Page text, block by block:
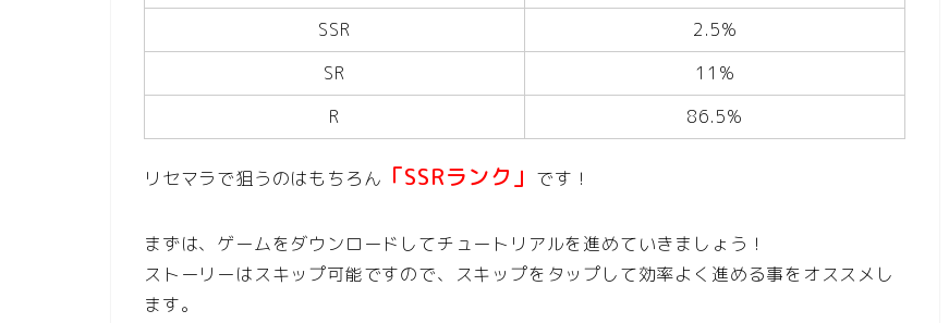
SSR
2.5%
SR
11%
R
86.5%
リセマラで狙うのはもちろん 「SSRランク」 です！
まずは、ゲームをダウンロードしてチュートリアルを進めていきましょう！
ストーリーはスキップ可能ですので、スキップをタップして効率よく進める事をオススメし
ます。